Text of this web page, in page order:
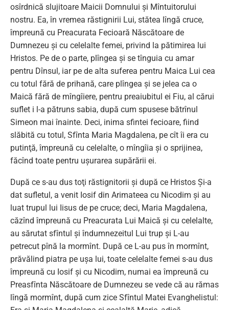
osîrdnică slujitoare Maicii Domnului şi Mîntuitorului
nostru. Ea, în vremea răstignirii Lui, stătea lîngă cruce,
împreună cu Preacurata Fecioară Născătoare de
Dumnezeu şi cu celelalte femei, privind la pătimirea lui
Hristos. Pe de o parte, plîngea şi se tînguia cu amar
pentru Dînsul, iar pe de alta suferea pentru Maica Lui cea
cu totul fără de prihană, care plîngea şi se jelea ca o
Maică fără de mîngîiere, pentru preaiubitul ei Fiu, al cărui
suflet i l-a pătruns sabia, după cum spusese bătrînul
Simeon mai înainte. Deci, inima sfintei fecioare, fiind
slăbită cu totul, Sfînta Maria Magdalena, pe cît îi era cu
putinţă, împreună cu celelalte, o mîngîia şi o sprijinea,
făcînd toate pentru uşurarea supărării ei.
După ce s-au dus toţi răstignitorii şi după ce Hristos Şi-a
dat sufletul, a venit Iosif din Arimateea cu Nicodim şi au
luat trupul lui Iisus de pe cruce; deci, Maria Magdalena,
căzînd împreună cu Preacurata Lui Maică şi cu celelalte,
au sărutat sfîntul şi îndumnezeitul Lui trup şi L-au
petrecut pînă la mormînt. După ce L-au pus în mormînt,
prăvălind piatra pe uşa lui, toate celelalte femei s-au dus
împreună cu Iosif şi cu Nicodim, numai ea împreună cu
Preasfînta Născătoare de Dumnezeu se vede că au rămas
lîngă mormînt, după cum zice Sfîntul Matei Evanghelistul: